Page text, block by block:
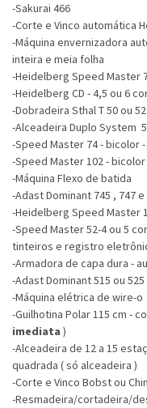
-Sakurai 466
-Corte e Vinco automática
-Máquina envernizadora
inteira e meia folha
-Heidelberg Speed Master
-Heidelberg CD - 4,5 ou 6
-Dobradeira Sthal T 50 ou
-Alceadeira Duplo System
-Speed Master 74 - bicolor
-Speed Master 102 -
-Máquina Flexo de batida
-Adast Dominant 745 , 747 e
-Heidelberg Speed Master
-Speed Master 52-4 ou 5
tinteiros e registro
-Armadora de capa dura -
-Adast Dominant 515 ou 525
-Máquina elétrica de wire-o
-Guilhotina Polar 115 cm -
imediata )
-Alceadeira de 12 a 15
quadrada ( só alceadeira )
-Corte e Vinco Bobst ou
-Resmadeira/cortadeira/